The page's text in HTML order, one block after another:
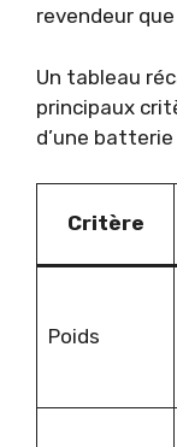
revendeur
Un tableau
principaux
d’une batterie
Critère
Poids